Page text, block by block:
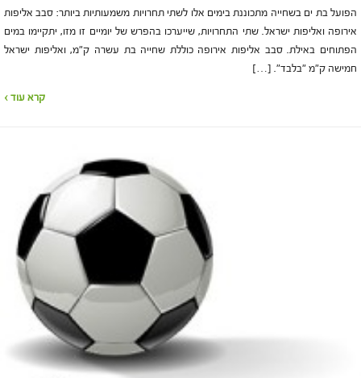
הפועל בת ים בשחייה מתכוננת בימים אלו לשתי תחרויות משמעותיות ביותר: סבב אליפות
אירופה ואליפות ישראל. שתי התחרויות, שייערכו בהפרש של יומיים זו מזו, יתקיימו במים
הפתוחים באילת. סבב אליפות אירופה כוללת שחייה בת עשרה ק"מ, ואליפות ישראל
חמישה ק"מ "בלבד". […]
קרא עוד ›